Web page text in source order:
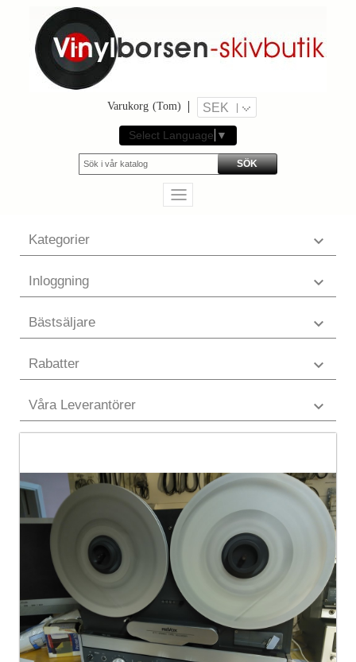
Varukorg (Tom) SEK
Select Language ▼
SÖK
Kategorier 
Inloggning 
Bästsäljare 
Rabatter 
Våra Leverantörer 